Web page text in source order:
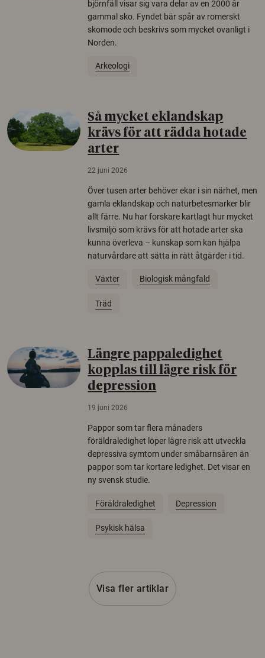
björnfäll visar sig vara delar av en 2000 år
gammal sko. Fyndet bär spår av romerskt
skomode och beskrivs som mycket ovanligt i
Norden.
Arkeologi
Så mycket eklandskap
krävs för att rädda hotade
arter
22 juni 2026
Över tusen arter behöver ekar i sin närhet, men
gamla eklandskap och naturbetesmarker blir
allt färre. Nu har forskare kartlagt hur mycket
livsmiljö som krävs för att hotade arter ska
kunna överleva – kunskap som kan hjälpa
naturvårdare att sätta in rätt åtgärder i tid.
Växter Biologisk mångfald
Träd
Längre pappaledighet
kopplas till lägre risk för
depression
19 juni 2026
Pappor som tar flera månaders
föräldraledighet löper lägre risk att utveckla
depressiva symtom under småbarnsåren än
pappor som tar kortare ledighet. Det visar en
ny svensk studie.
Föräldraledighet Depression
Psykisk hälsa
Visa fler artiklar